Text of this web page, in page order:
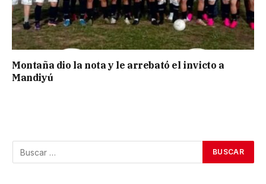
Montaña dio la nota y le arrebató el invicto a
Mandiyú